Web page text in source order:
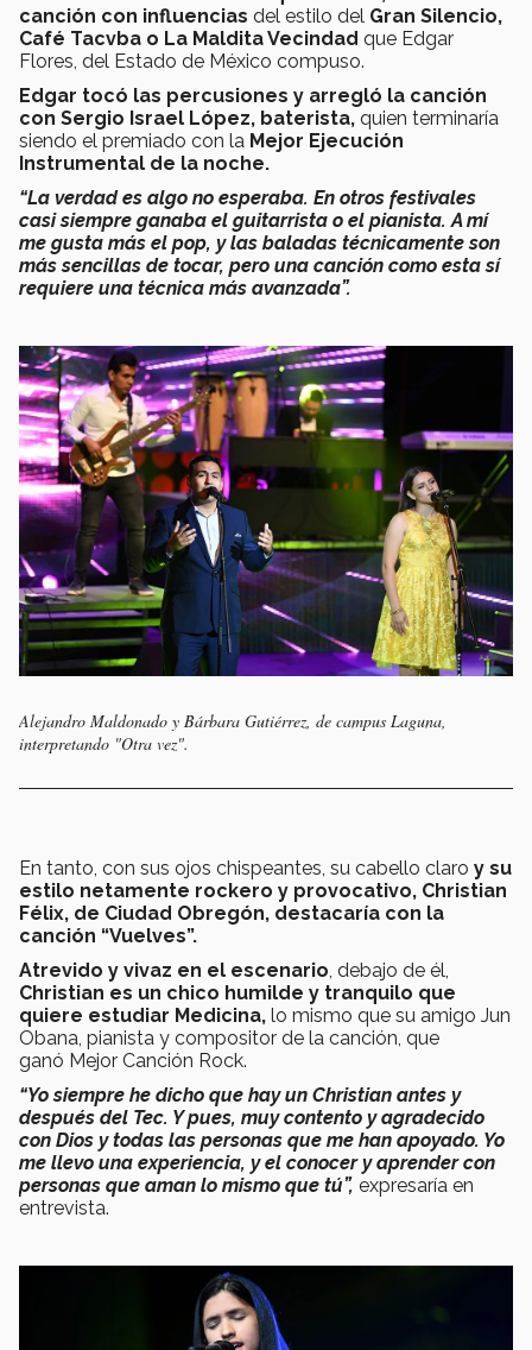
canción con influencias del estilo del Gran Silencio,
Café Tacvba o La Maldita Vecindad que Edgar
Flores, del Estado de México compuso.
Edgar tocó las percusiones y arregló la canción
con Sergio Israel López, baterista, quien terminaría
siendo el premiado con la Mejor Ejecución
Instrumental de la noche.
“La verdad es algo no esperaba. En otros festivales
casi siempre ganaba el guitarrista o el pianista. A mí
me gusta más el pop, y las baladas técnicamente son
más sencillas de tocar, pero una canción como esta sí
requiere una técnica más avanzada”.
Alejandro Maldonado y Bárbara Gutiérrez, de campus Laguna,
interpretando "Otra vez".
En tanto, con sus ojos chispeantes, su cabello claro y su
estilo netamente rockero y provocativo, Christian
Félix, de Ciudad Obregón, destacaría con la
canción “Vuelves”.
Atrevido y vivaz en el escenario , debajo de él,
Christian es un chico humilde y tranquilo que
quiere estudiar Medicina, lo mismo que su amigo Jun
Obana, pianista y compositor de la canción, que
ganó Mejor Canción Rock.
“Yo siempre he dicho que hay un Christian antes y
después del Tec. Y pues, muy contento y agradecido
con Dios y todas las personas que me han apoyado. Yo
me llevo una experiencia, y el conocer y aprender con
personas que aman lo mismo que tú”, expresaría en
entrevista.